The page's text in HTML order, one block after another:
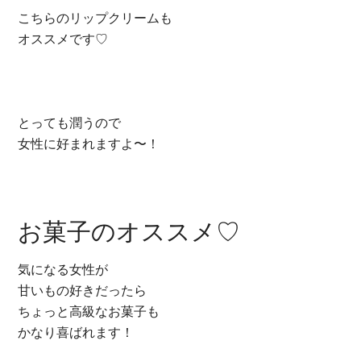
こちらのリップクリームも
オススメです♡
とっても潤うので
女性に好まれますよ〜！
お菓子のオススメ♡
気になる女性が
甘いもの好きだったら
ちょっと高級なお菓子も
かなり喜ばれます！